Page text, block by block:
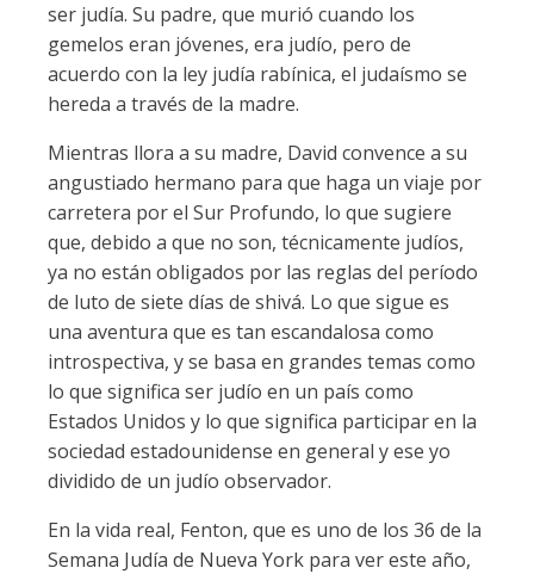
ser judía. Su padre, que murió cuando los
gemelos eran jóvenes, era judío, pero de
acuerdo con la ley judía rabínica, el judaísmo se
hereda a través de la madre.
Mientras llora a su madre, David convence a su
angustiado hermano para que haga un viaje por
carretera por el Sur Profundo, lo que sugiere
que, debido a que no son, técnicamente judíos,
ya no están obligados por las reglas del período
de luto de siete días de shivá. Lo que sigue es
una aventura que es tan escandalosa como
introspectiva, y se basa en grandes temas como
lo que significa ser judío en un país como
Estados Unidos y lo que significa participar en la
sociedad estadounidense en general y ese yo
dividido de un judío observador.
En la vida real, Fenton, que es uno de los 36 de la
Semana Judía de Nueva York para ver este año,